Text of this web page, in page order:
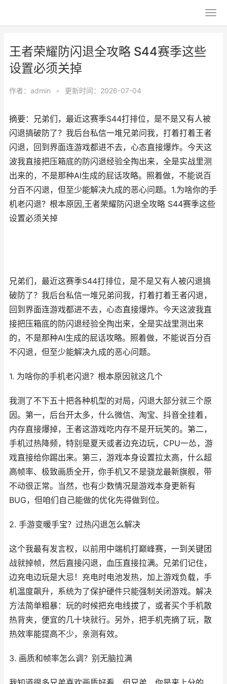
王者荣耀防闪退全攻略 S44赛季这些
设置必须关掉
作者： admin • 更新时间：2026-07-04
摘要：兄弟们，最近这赛季S44打排位，是不是又有人被
闪退搞破防了？我后台私信一堆兄弟问我，打着打着王者
闪退，回到界面连游戏都进不去，心态直接爆炸。今天这
波我直接把压箱底的防闪退经验全掏出来，全是实战里测
出来的，不是那种AI生成的屁话攻略。照着做，不能说百
分百不闪退，但至少能解决九成的恶心问题。1.为啥你的手
机老闪退？根本原因,王者荣耀防闪退全攻略 S44赛季这些
设置必须关掉
兄弟们，最近这赛季S44打排位，是不是又有人被闪退搞
破防了？我后台私信一堆兄弟问我，打着打着王者闪退，
回到界面连游戏都进不去，心态直接爆炸。今天这波我直
接把压箱底的防闪退经验全掏出来，全是实战里测出来
的，不是那种AI生成的屁话攻略。照着做，不能说百分百
不闪退，但至少能解决九成的恶心问题。
1. 为啥你的手机老闪退？根本原因就这几个
我测了不下五十把各种机型的对局，闪退大部分就三个原
因。第一，后台开太多，什么微信、淘宝、抖音全挂着，
内存直接爆掉，王者这游戏吃内存不是开玩笑的。第二，
手机过热降频，特别是夏天或者边充边玩，CPU一怂，游
戏直接给你踢出来。第三，游戏本身设置拉太高，什么超
高帧率、极致画质全开，你手机又不是骁龙最新旗舰，带
不动很正常。当然，也有少数情况是游戏本身更新有
BUG，但咱们自己能做的优化先得做到位。
2. 手游变暖手宝？过热闪退怎么解决
这个我最有发言权，以前用中端机打巅峰赛，一到关键团
战就掉帧，然后直接闪退，血压直接拉满。兄弟们记住，
边充电边玩是大忌！充电时电池发热，加上游戏负载，手
机温度飙升，系统为了保护硬件只能强制关闭游戏。解决
方法简单粗暴：玩的时候把充电线拔了，或者买个手机散
热背夹，便宜的几十块就行。另外，把手机壳摘了玩，散
热效率能提高不少，亲测有效。
3. 画质和帧率怎么调？别无脑拉满